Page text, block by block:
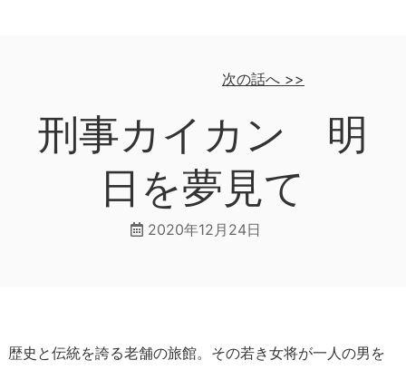
次の話へ>>
刑事カイカン 明
日を夢見て
2020年12月24日
歴史と伝統を誇る老舗の旅館。その若き女将が一人の男を